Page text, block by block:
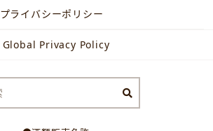
プライバシーポリシー
Global Privacy Policy